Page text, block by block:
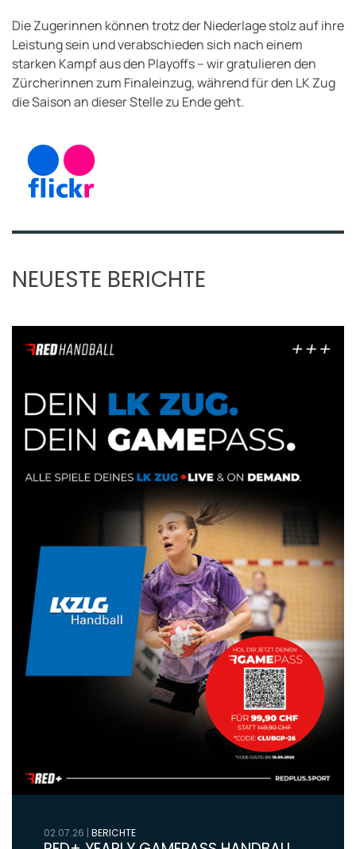
Die Zugerinnen können trotz der Niederlage stolz auf ihre
Leistung sein und verabschieden sich nach einem
starken Kampf aus den Playoffs – wir gratulieren den
Zürcherinnen zum Finaleinzug, während für den LK Zug
die Saison an dieser Stelle zu Ende geht.
NEUESTE BERICHTE
02.07.26 | BERICHTE